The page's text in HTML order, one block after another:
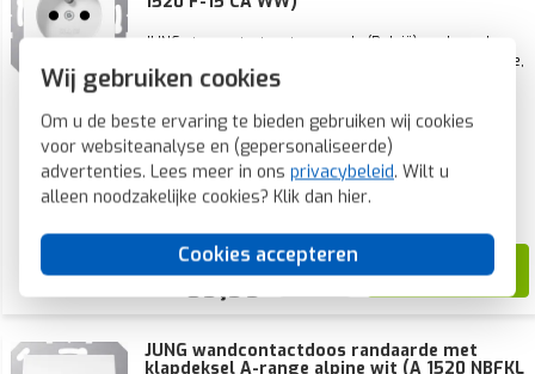
Wij gebruiken cookies
Om u de beste ervaring te bieden gebruiken wij cookies
voor websiteanalyse en (gepersonaliseerde)
advertenties. Lees meer in ons privacybeleid. Wilt u
alleen noodzakelijke cookies? Klik dan hier.
Cookies accepteren
JUNG stopcontact met penaarde (België), verhoogde
aanraakbeveiliging en USB-poorten type A en C. A-range,
alpine wit. Geschikt voor inbouwdozen met een
Excl. afdekraam.
Voorraad:
2 stuk(s)
Verwachte levertijd:
110,00
69,99
JUNG wandcontactdoos randaarde met
klapdeksel A-range alpine wit (A 1520 NBFKL